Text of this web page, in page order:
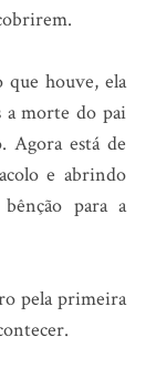
que houve, ela
a morte do pai
Agora está de
e abrindo
para a
pela primeira